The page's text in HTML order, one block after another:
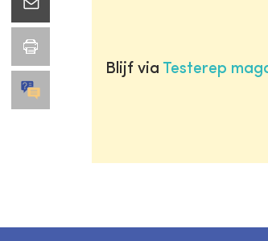
Blijf via Testerep